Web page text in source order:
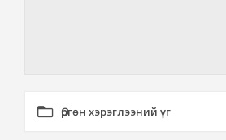
Өргөн хэрэглээний үг